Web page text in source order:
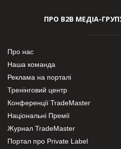
ПРО В2В МЕДІА-
Про нас
Наша команда
Реклама на порталі
Тренінговий центр
Конференції TradeMaster
Національні Премії
Журнал TradeMaster
Портал про Private Label